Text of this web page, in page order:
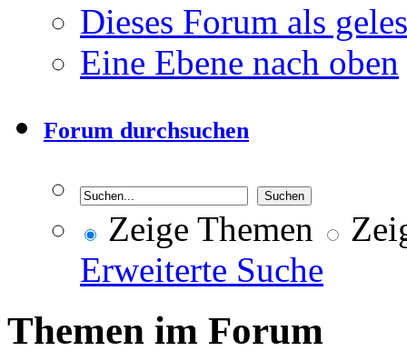
Dieses Forum als
Eine Ebene nach oben
Forum durchsuchen
Zeige Themen
Erweiterte Suche
Themen im Forum